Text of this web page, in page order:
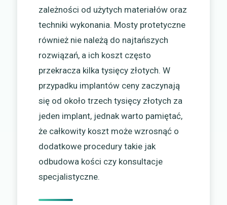
zależności od użytych materiałów oraz
techniki wykonania. Mosty protetyczne
również nie należą do najtańszych
rozwiązań, a ich koszt często
przekracza kilka tysięcy złotych. W
przypadku implantów ceny zaczynają
się od około trzech tysięcy złotych za
jeden implant, jednak warto pamiętać,
że całkowity koszt może wzrosnąć o
dodatkowe procedury takie jak
odbudowa kości czy konsultacje
specjalistyczne.